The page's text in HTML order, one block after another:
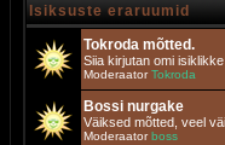
Isiksuste eraruumid
Tokroda mõtted.
Siia kirjutan omi
ModeraatorTokroda
Bossi nurgake
Väiksed mõtted, veel
Moderaatorboss